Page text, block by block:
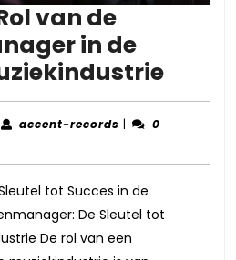
van de
in de
De
accent-records accent-
|
0
tot Succes in de
De Sleutel tot
De rol van een